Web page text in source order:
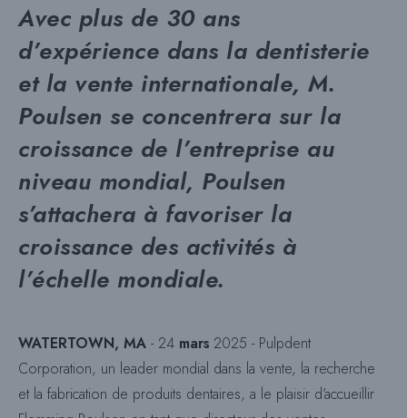
Avec plus de 30 ans
d’expérience dans la dentisterie
et la vente internationale, M.
Poulsen se concentrera sur la
croissance de l’entreprise au
niveau mondial, Poulsen
s’attachera à favoriser la
croissance des activités à
l’échelle mondiale.
WATERTOWN, MA - 24 mars 2025 - Pulpdent
Corporation, un leader mondial dans la vente, la recherche
et la fabrication de produits dentaires, a le plaisir d’accueillir